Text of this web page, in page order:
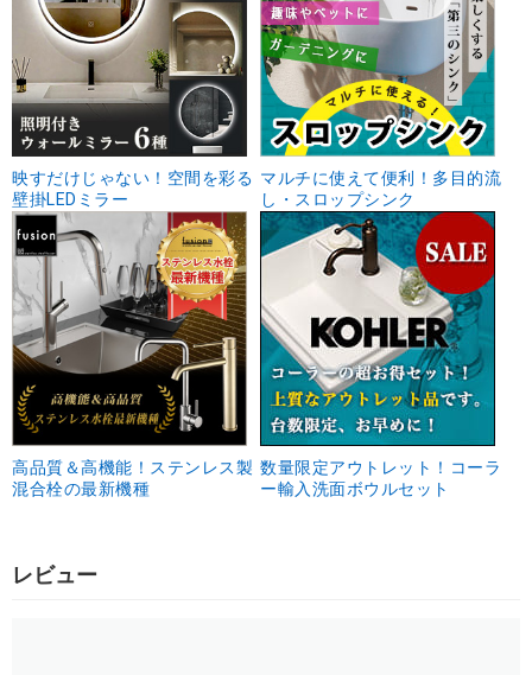
映すだけじゃない！空間を彩る
壁掛LEDミラー
マルチに使えて便利！多目的流
し・スロップシンク
高品質＆高機能！ステンレス製
混合栓の最新機種
数量限定アウトレット！コーラ
ー輸入洗面ボウルセット
レビュー